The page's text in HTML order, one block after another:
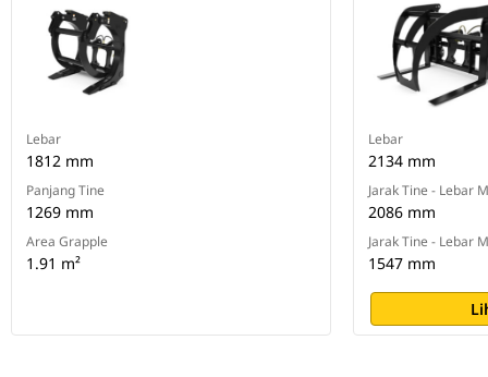
Lebar
1812 mm
Panjang Tine
1269 mm
Area Grapple
1.91 m²
Lebar
2134 mm
Jarak Tine - Lebar
2086 mm
Jarak Tine - Lebar
1547 mm